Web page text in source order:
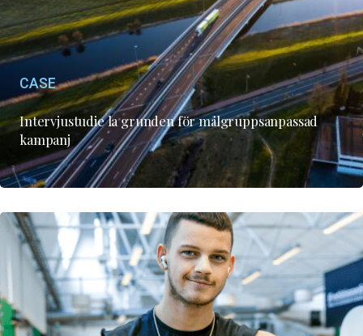
CASE
Intervjustudie la grunden för målgruppsanpassad
kampanj